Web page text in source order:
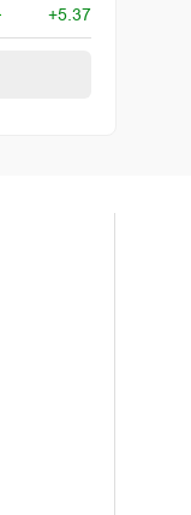
+5.37